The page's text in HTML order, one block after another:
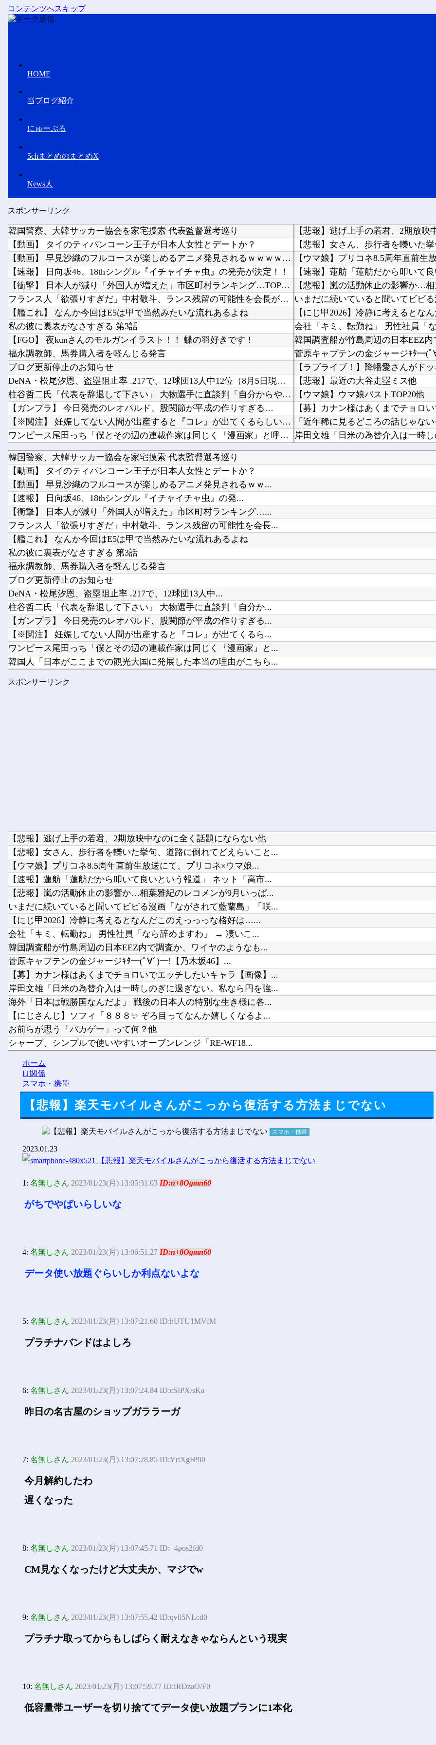
コンテンツへスキップ
HOME
当ブログ紹介
にゅーぷる
5chまとめのまとめX
News人
スポンサーリンク
韓国警察、大韓サッカー協会を家宅捜索 代表監督選考巡り
【動画】 タイのティパンコーン王子が日本人女性とデートか？
【動画】 早見沙織のフルコースが楽しめるアニメ発見されるｗｗｗｗｗｗｗ
【速報】 日向坂46、18thシングル『イチャイチャ虫』の発売が決定！！
【衝撃】 日本人が減り「外国人が増えた」市区町村ランキング…TOP5がこちらｗｗｗｗｗｗ
フランス人「欲張りすぎだ」中村敬斗、ランス残留の可能性を会長が示唆！移籍金が交渉の壁に.....
【艦これ】 なんか今回はE5は甲で当然みたいな流れあるよね
私の彼に裏表がなさすぎる 第3話
【FGO】 夜kunさんのモルガンイラスト！！ 蝶の羽好きです！
福永調教師、馬券購入者を軽んじる発言
ブログ更新停止のお知らせ
DeNA・松尾汐恩、盗塁阻止率 .217で、12球団13人中12位（8月5日現在）
柱谷哲二氏「代表を辞退して下さい」 大物選手に直談判「自分からやめてほしいと思った」 闘将...
【ガンプラ】 今日発売のレオパルド、股関節が平成の作りすぎる…
【※閲注】 妊娠してない人間が出産すると『コレ』が出てくるらしい…ヤバすぎる…
ワンピース尾田っち「僕とその辺の連載作家は同じく『漫画家』と呼ばれるけど、それが不満で。」...
韓国人「日本がここまでの観光大国に発展した本当の理由がこちら…」→「昔から日本は愛されてた...
任天堂ソフトのダウンロード率61.5%ｗｗｗ
転校生と仲良くなってその子の家に遊びに行ったら私が小さい頃に撮った写真があった
Powered by livedoor 相互RSS
【悲報】逃げ上手の若君、2期放
【にじ甲2026】冷静に考えるとな
菅原キャプテンの金ジャージｷﾀ━(
【ラブライブ！】降幡愛さんがド
【悲報】最近の大谷走塁ミス他
【ウマ娘】ウマ娘バストTOP20他
【募】カナン様はあくまでチョロ
お前らが思う「バカゲー」って何？
シャープ、シンプルで使いやすい
キズナアイが加藤純一と絡み出し
ワイ同じスマホ11年使ってるんや
韓国警察、大韓サッカー協会を家宅捜索 代表監督選考巡り
【動画】 タイのティパンコーン王子が日本人女性とデートか？
【動画】 早見沙織のフルコースが楽しめるアニメ発見されるｗｗ...
【速報】 日向坂46、18thシングル『イチャイチャ虫』の発...
【衝撃】 日本人が減り「外国人が増えた」市区町村ランキング…...
フランス人「欲張りすぎだ」中村敬斗、ランス残留の可能性を会長...
【艦これ】 なんか今回はE5は甲で当然みたいな流れあるよね
私の彼に裏表がなさすぎる 第3話
福永調教師、馬券購入者を軽んじる発言
ブログ更新停止のお知らせ
DeNA・松尾汐恩、盗塁阻止率 .217で、12球団13人中...
柱谷哲二氏「代表を辞退して下さい」 大物選手に直談判「自分か...
【ガンプラ】 今日発売のレオパルド、股関節が平成の作りすぎる...
【※閲注】 妊娠してない人間が出産すると『コレ』が出てくるら...
ワンピース尾田っち「僕とその辺の連載作家は同じく『漫画家』と...
韓国人「日本がここまでの観光大国に発展した本当の理由がこちら...
転校生と仲良くなってその子の家に遊びに行ったら私が小さい頃に...
スポンサーリンク
【悲報】逃げ上手の若君、2期放映中なのに全く話題にならない他
【悲報】女さん、歩行者を轢いた挙句、道路に倒れてどえらいこと...
【ウマ娘】プリコネ8.5周年直前生放送にて、プリコネ×ウマ娘...
【速報】蓮舫「蓮舫だから叩いて良いという報道」 ネット「高市...
【悲報】嵐の活動休止の影響か…相葉雅紀のレコメンが9月いっぱ...
いまだに続いていると聞いてビビる漫画「ながされて藍蘭島」「咲...
【にじ甲2026】冷静に考えるとなんだこのえっっっな格好は…...
会社「キミ、転勤ね」 男性社員「なら辞めますわ」 → 凄いこ...
韓国調査船が竹島周辺の日本EEZ内で調査か、ワイヤのようなも...
菅原キャプテンの金ジャージｷﾀ━(ﾟ∀ﾟ)━!【乃木坂46】...
【募】カナン様はあくまでチョロいでエッチしたいキャラ【画像】...
岸田文雄「日米の為替介入は一時しのぎに過ぎない。私なら円を強...
海外「日本は戦勝国なんだよ」 戦後の日本人の特別な生き様に各...
【にじさんじ】ソフィ「８８８✨ ぞろ目ってなんか嬉しくなるよ...
お前らが思う「バカゲー」って何？他
シャープ、シンプルで使いやすいオーブンレンジ「RE-WF18...
ワイ同じスマホ11年使ってるんやけど他
ホーム
IT関係
スマホ・携帯
【悲報】楽天モバイルさんがこっから復活する方法まじでない
スマホ・携帯
2023.01.23
1: 名無しさん 2023/01/23(月) 13:05:31.03 ID:n+8Ogmn60
がちでやばいらしいな
4: 名無しさん 2023/01/23(月) 13:06:51.27 ID:n+8Ogmn60
データ使い放題ぐらいしか利点ないよな
5: 名無しさん 2023/01/23(月) 13:07:21.60 ID:hUTU1MVfM
プラチナバンドはよしろ
6: 名無しさん 2023/01/23(月) 13:07:24.84 ID:cSIPX/sKa
昨日の名古屋のショップガララーガ
7: 名無しさん 2023/01/23(月) 13:07:28.85 ID:YrtXgH9i0
今月解約したわ
遅くなった
8: 名無しさん 2023/01/23(月) 13:07:45.71 ID:+4pos2fd0
CМ見なくなったけど大丈夫か、マジでw
9: 名無しさん 2023/01/23(月) 13:07:55.42 ID:qv05NLcd0
プラチナ取ってからもしばらく耐えなきゃならんという現実
10: 名無しさん 2023/01/23(月) 13:07:59.77 ID:fRDzaO/F0
低容量帯ユーザーを切り捨ててデータ使い放題プランに1本化